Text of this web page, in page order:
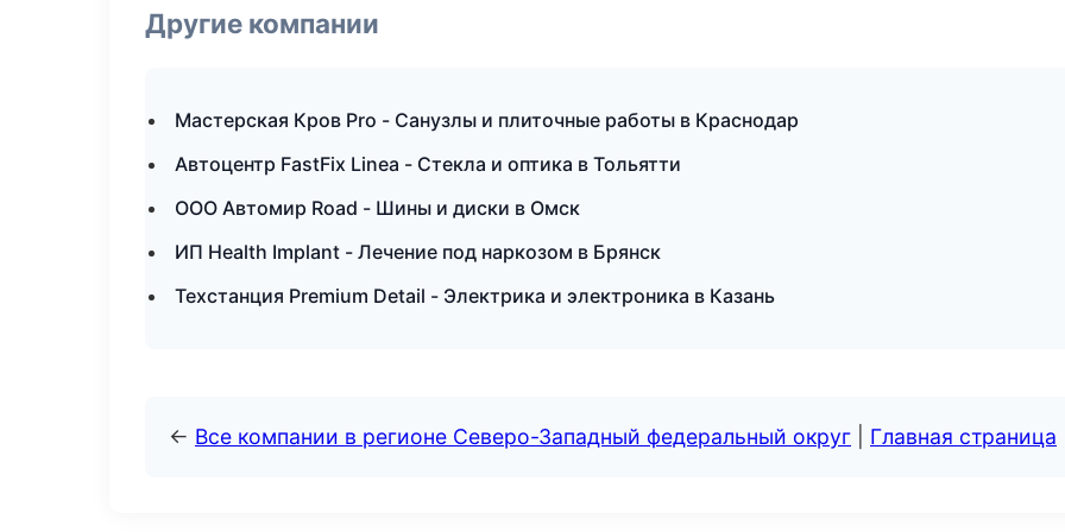
Другие компании
Мастерская Кров Pro - Санузлы и плиточные работы в Краснодар
Автоцентр FastFix Linea - Стекла и оптика в Тольятти
ООО Автомир Road - Шины и диски в Омск
ИП Health Implant - Лечение под наркозом в Брянск
Техстанция Premium Detail - Электрика и электроника в Казань
← Все компании в регионе Северо-Западный федеральный округ Главная страница